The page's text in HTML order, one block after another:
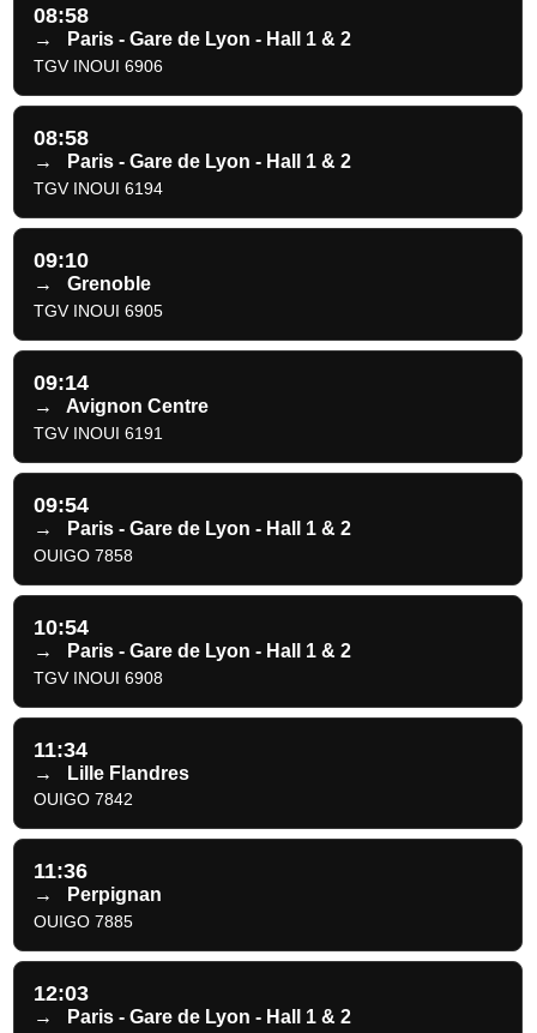
08:58
→ Paris - Gare de Lyon - Hall 1 & 2
TGV INOUI 6906
08:58
→ Paris - Gare de Lyon - Hall 1 & 2
TGV INOUI 6194
09:10
→ Grenoble
TGV INOUI 6905
09:14
→ Avignon Centre
TGV INOUI 6191
09:54
→ Paris - Gare de Lyon - Hall 1 & 2
OUIGO 7858
10:54
→ Paris - Gare de Lyon - Hall 1 & 2
TGV INOUI 6908
11:34
→ Lille Flandres
OUIGO 7842
11:36
→ Perpignan
OUIGO 7885
12:03
→ Paris - Gare de Lyon - Hall 1 & 2